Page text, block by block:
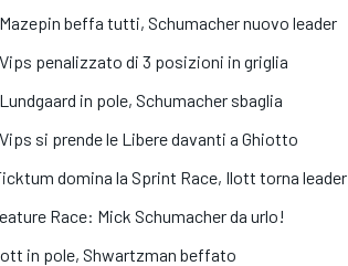
beffa tutti, Schumacher nuovo leader
penalizzato di 3 posizioni in griglia
in pole, Schumacher sbaglia
si prende le Libere davanti a Ghiotto
domina la Sprint Race, Ilott torna leader
Race: Mick Schumacher da urlo!
in pole, Shwartzman beffato